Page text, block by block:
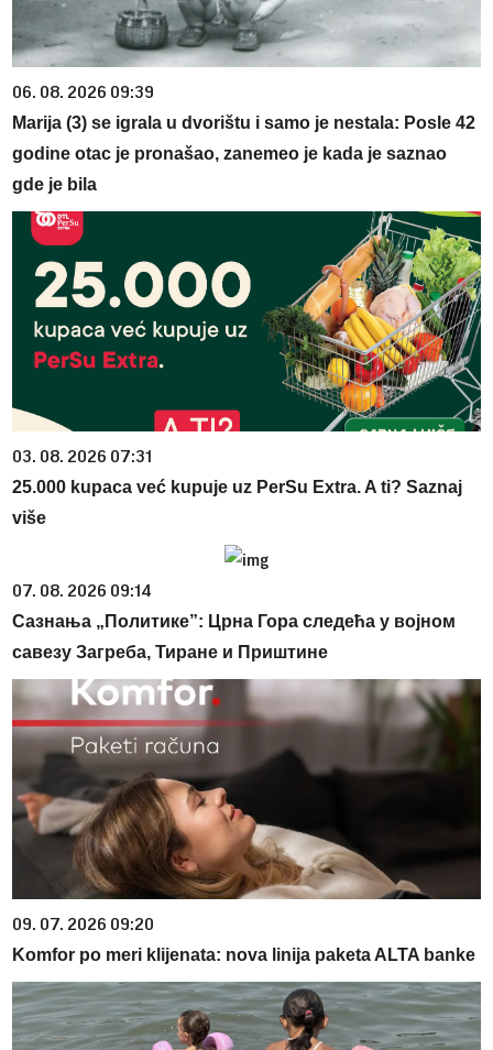
06. 08. 2026 09:39
Marija (3) se igrala u dvorištu i samo je nestala: Posle 42
godine otac je pronašao, zanemeo je kada je saznao
gde je bila
03. 08. 2026 07:31
25.000 kupaca već kupuje uz PerSu Extra. A ti? Saznaj
više
07. 08. 2026 09:14
Сазнања „Политике”: Црна Гора следећа у војном
савезу Загреба, Тиране и Приштине
09. 07. 2026 09:20
Komfor po meri klijenata: nova linija paketa ALTA banke